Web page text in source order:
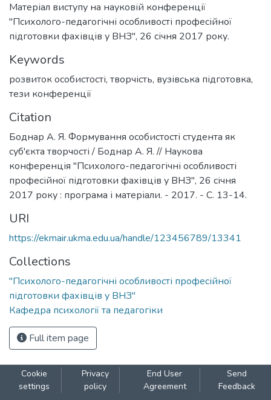
Матеріал виступу на науковій конференції
"Психолого-педагогічні особливості професійної
підготовки фахівців у ВНЗ", 26 січня 2017 року.
Keywords
розвиток особистості, творчість, вузівська підготовка,
тези конференції
Citation
Боднар А. Я. Формування особистості студента як
суб'єкта творчості / Боднар А. Я. // Наукова
конференція "Психолого-педагогічні особливості
професійної підготовки фахівців у ВНЗ", 26 січня
2017 року : програма і матеріали. - 2017. - С. 13-14.
URI
https://ekmair.ukma.edu.ua/handle/123456789/13341
Collections
"Психолого-педагогічні особливості професійної
підготовки фахівців у ВНЗ"
Кафедра психології та педагогіки
Full item page
Cookie
settings
Privacy
policy
End User
Agreement
Send
Feedback